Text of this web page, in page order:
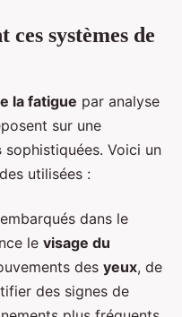
systèmes de
la fatigue par analyse
sur une
sophistiquées. Voici un
utilisées :
embarqués dans le
le visage du
des yeux, de
des signes de